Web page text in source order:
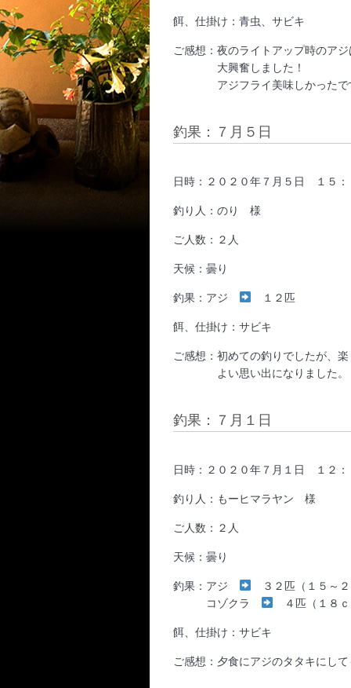
餌、仕掛け：青虫、サビキ
ご感想：夜のライトアップ時のア
大興奮しました！
アジフライ美味しかったで
釣果：７月５日
日時：２０２０年７月５日 １５
釣り人：のり 様
ご人数：２人
天候：曇り
釣果：アジ １２匹
餌、仕掛け：サビキ
ご感想：初めての釣りでしたが、
よい思い出になりました。
釣果：７月１日
日時：２０２０年７月１日 １２
釣り人：もーヒマラヤン 様
ご人数：２人
天候：曇り
釣果：アジ
３２匹（１５～
コゾクラ
４匹（１８
餌、仕掛け：サビキ
ご感想：夕食にアジのタタキにし